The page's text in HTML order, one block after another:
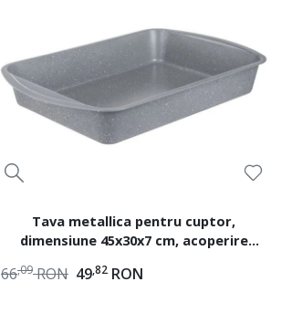
Tava metallica pentru cuptor,
dimensiune 45x30x7 cm, acoperire
49,82 RON
66,09 RON